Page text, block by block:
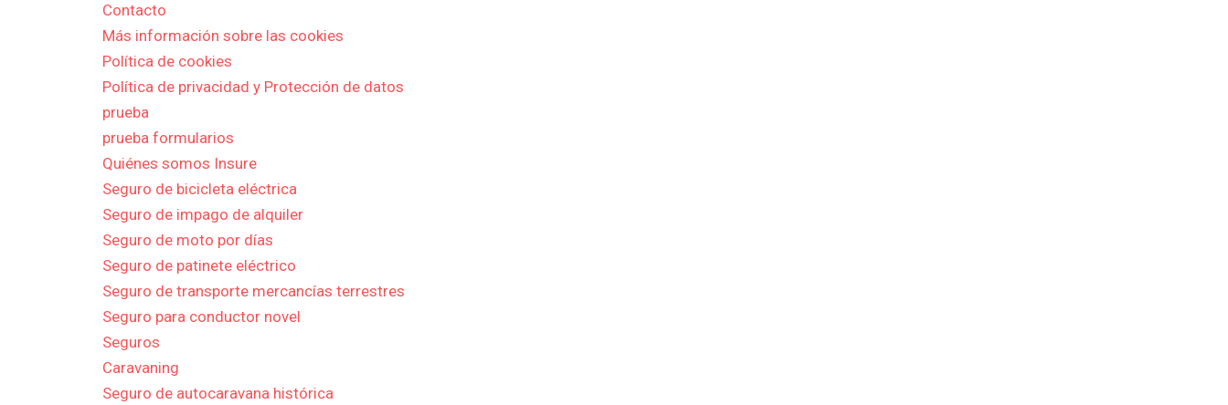
Contacto
Más información sobre las cookies
Política de cookies
Política de privacidad y Protección de datos
prueba
prueba formularios
Quiénes somos Insure
Seguro de bicicleta eléctrica
Seguro de impago de alquiler
Seguro de moto por días
Seguro de patinete eléctrico
Seguro de transporte mercancías terrestres
Seguro para conductor novel
Seguros
Caravaning
Seguro de autocaravana histórica